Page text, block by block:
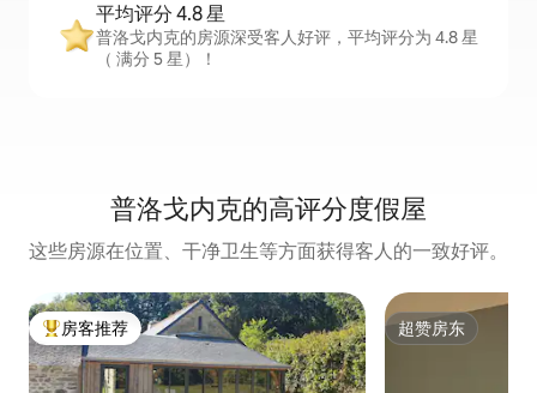
平均评分 4.8 星
普洛戈内克的房源深受客人好评，平均评分为 4.8 星
（ 满分 5 星）！
普洛戈内克的高评分度假屋
这些房源在位置、干净卫生等方面获得客人的一致好评。
热门「房客推荐」
房客推荐 超赞房东
超赞房东